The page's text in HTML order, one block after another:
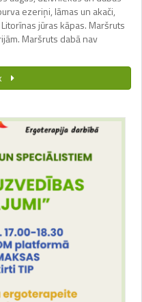
ezeriņi, lāmas un akači,
jūras kāpas. Maršruts
Maršruts dabā nav